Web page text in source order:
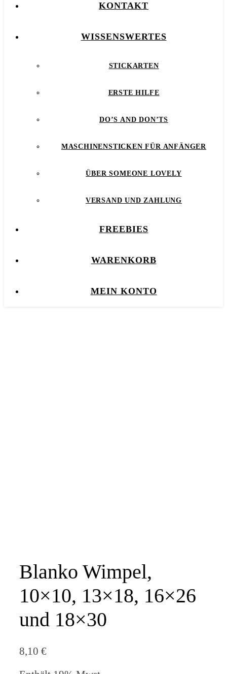
KONTAKT
WISSENSWERTES
STICKARTEN
ERSTE HILFE
DO’S AND DON’TS
MASCHINENSTICKEN FÜR ANFÄNGER
ÜBER SOMEONE LOVELY
VERSAND UND ZAHLUNG
FREEBIES
WARENKORB
MEIN KONTO
Blanko Wimpel,
10×10, 13×18, 16×26
und 18×30
8,10 €